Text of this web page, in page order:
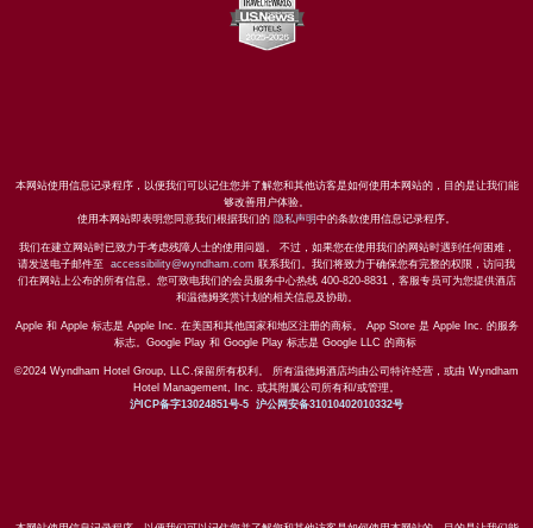
本网站使用信息记录程序，以便我们可以记住您并了解您和其他访客是如何使用本网站的，目的是让我们能
够改善用户体验。
使用本网站即表明您同意我们根据我们的 隐私声明中的条款使用信息记录程序。
我们在建立网站时已致力于考虑残障人士的使用问题。 不过，如果您在使用我们的网站时遇到任何困难，
请发送电子邮件至 accessibility@wyndham.com 联系我们。我们将致力于确保您有完整的权限，访问我
们在网站上公布的所有信息。您可致电我们的会员服务中心热线 400-820-8831，客服专员可为您提供酒店
和温德姆奖赏计划的相关信息及协助。
Apple 和 Apple 标志是 Apple Inc. 在美国和其他国家和地区注册的商标。 App Store 是 Apple Inc. 的服务
标志。Google Play 和 Google Play 标志是 Google LLC 的商标
©2024 Wyndham Hotel Group, LLC.保留所有权利。 所有温德姆酒店均由公司特许经营，或由 Wyndham
Hotel Management, Inc. 或其附属公司所有和/或管理。
沪ICP备字13024851号-5 沪公网安备31010402010332号